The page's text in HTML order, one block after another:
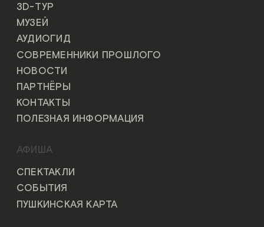
3D-ТУР
МУЗЕЙ
АУДИОГИД
СОВРЕМЕННИКИ ПРОШЛОГО
НОВОСТИ
ПАРТНЁРЫ
КОНТАКТЫ
ПОЛЕЗНАЯ ИНФОРМАЦИЯ
АФИША
СПЕКТАКЛИ
СОБЫТИЯ
ПУШКИНСКАЯ КАРТА